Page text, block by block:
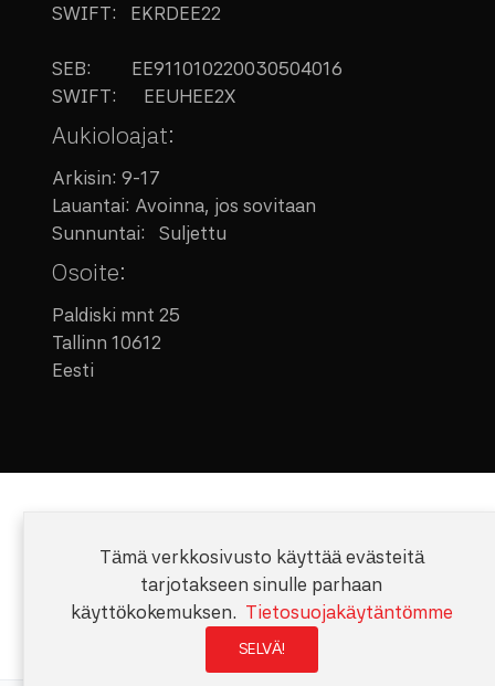
SWIFT: EKRDEE22
SEB: EE911010220030504016
SWIFT: EEUHEE2X
Aukioloajat:
Arkisin: 9-17
Lauantai: Avoinna, jos sovitaan
Sunnuntai: Suljettu
Osoite:
Paldiski mnt 25
Tallinn 10612
Eesti
Tämä verkkosivusto käyttää evästeitä
tarjotakseen sinulle parhaan
käyttökokemuksen. Tietosuojakäytäntömme
SELVÄ!